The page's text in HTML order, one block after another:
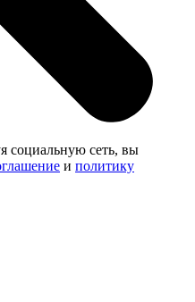
социальную сеть, вы
и политику